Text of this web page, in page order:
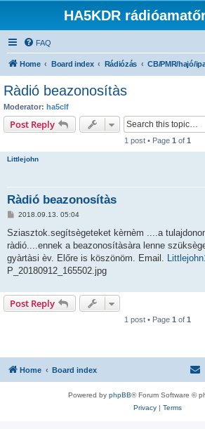
HA5KDR
FAQ
Home Board index Rádiózás
Ràdió beazonosítàs
Moderator: ha5clf
Post Reply
1 post • Page 1 of 1
Littlejohn
Ràdió beazonosítàs
P
s
2018.09.13. 05:04
Sziasztok.segítsègeteket kèrnèm ....a
ràdió....ennek a beazonosítàsàra lenne
gyàrtàsi èv. Előre is köszönöm. Email.
P_20180912_165502.jpg
Post Reply
1 post • Page 1 of 1
Home Board index
Powered by phpBB® Forum Software ©
Privacy| Terms